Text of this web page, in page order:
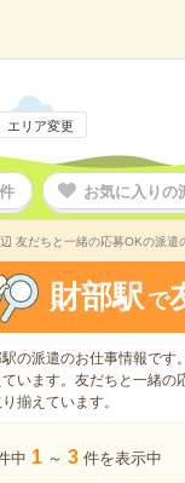
エリア変更
お気に入りの
友だちと一緒の応募OKの派遣
財部駅 で
の派遣のお仕事情報です。
います。友だちと一緒の
揃えています。
中 1 ～ 3 件を表示中